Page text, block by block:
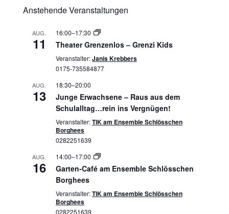
Anstehende Veranstaltungen
AUG.
11
16:00–17:30
Theater Grenzenlos – Grenzi Kids
Veranstalter:Janis Krebbers
0175-735584877
AUG.
13
18:30–20:00
Junge Erwachsene – Raus aus dem
Schulalltag…rein ins Vergnügen!
Veranstalter:TIK am Ensemble Schlösschen
Borghees
0282251639
AUG.
16
14:00–17:00
Garten-Café am Ensemble Schlösschen
Borghees
Veranstalter:TIK am Ensemble Schlösschen
Borghees
0282251639